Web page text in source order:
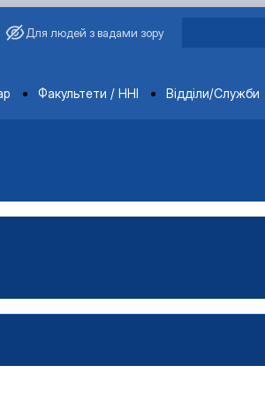
Для людей з вадами зору
Факультети / ННІ Відділи/Служби